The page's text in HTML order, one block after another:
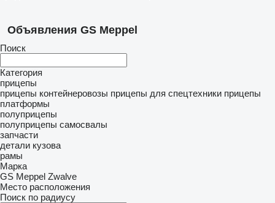
Объявления GS Meppel
Поиск
Категория
прицепы
прицепы контейнеровозы прицепы для спецтехники прицепы
платформы
полуприцепы
полуприцепы самосвалы
запчасти
детали кузова
рамы
Марка
GS Meppel Zwalve
Место расположения
Поиск по радиусу